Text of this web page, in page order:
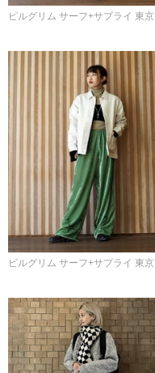
ピルグリム サーフ+サプライ 東京
ピルグリム サーフ+サプライ 東京